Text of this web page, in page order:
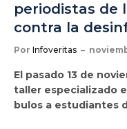
periodistas de
contra la
Por Infoveritas
El pasado 13 de
taller especializado
bulos a estudiantes